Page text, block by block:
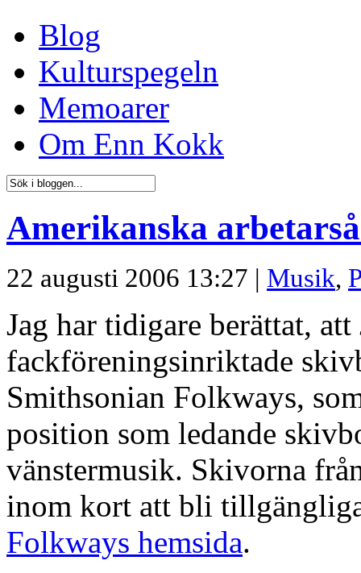
Blog
Kulturspegeln
Memoarer
Om Enn Kokk
Amerikanska
22 augusti 2006 13:27 | Musik,
Jag har tidigare berättat, att
fackföreningsinriktade
Smithsonian Folkways,
position som ledande
vänstermusik. Skivorna
inom kort att bli
Folkways hemsida.